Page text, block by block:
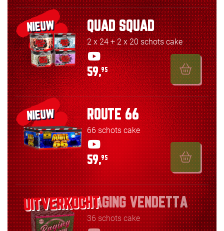
NIEUW QUAD SQUAD
2 x 24 + 2 x 20 schots cake
59,95
NIEUW ROUTE 66
66 schots cake
59,95
RAGING VENDETTA
36 schots cake